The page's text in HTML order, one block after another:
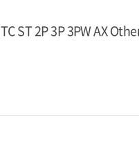
TC ST 2P 3P 3PW AX